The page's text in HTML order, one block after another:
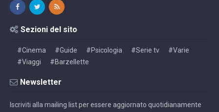
Sezioni del sito
#Cinema #Guide #Psicologia #Serie tv
#Varie
#Viaggi
#Barzellette
Newsletter
Iscriviti alla mailing list per essere aggiornato quotidianamente